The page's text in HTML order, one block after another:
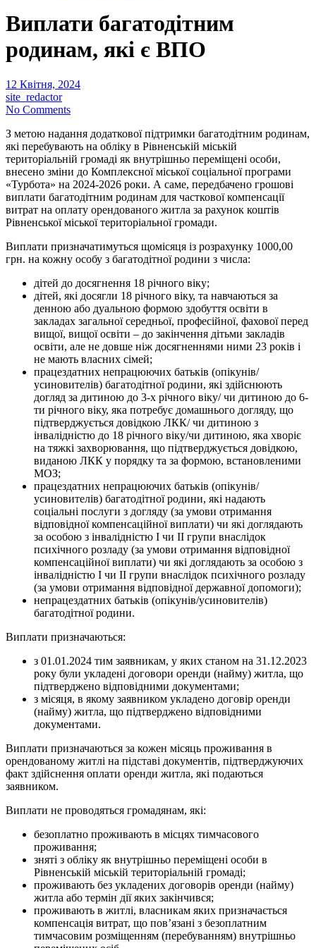
Виплати багатодітним
родинам, які є ВПО
12 Квітня, 2024
site_redactor
No Comments
З метою надання додаткової підтримки багатодітним родинам,
які перебувають на обліку в Рівненській міській
територіальній громаді як внутрішньо переміщені особи,
внесено зміни до Комплексної міської соціальної програми
«Турбота» на 2024-2026 роки. А саме, передбачено грошові
виплати багатодітним родинам для часткової компенсації
витрат на оплату орендованого житла за рахунок коштів
Рівненської міської територіальної громади.
Виплати призначатимуться щомісяця із розрахунку 1000,00
грн. на кожну особу з багатодітної родини з числа:
дітей до досягнення 18 річного віку;
дітей, які досягли 18 річного віку, та навчаються за
денною або дуальною формою здобуття освіти в
закладах загальної середньої, професійної, фахової перед
вищої, вищої освіти – до закінчення дітьми закладів
освіти, але не довше ніж досягненнями ними 23 років і
не мають власних сімей;
працездатних непрацюючих батьків (опікунів/
усиновителів) багатодітної родини, які здійснюють
догляд за дитиною до 3-х річного віку/ чи дитиною до 6-
ти річного віку, яка потребує домашнього догляду, що
підтверджується довідкою ЛКК/ чи дитиною з
інвалідністю до 18 річного віку/чи дитиною, яка хворіє
на тяжкі захворювання, що підтверджується довідкою,
виданою ЛКК у порядку та за формою, встановленими
МОЗ;
працездатних непрацюючих батьків (опікунів/
усиновителів) багатодітної родини, які надають
соціальні послуги з догляду (за умови отримання
відповідної компенсаційної виплати) чи які доглядають
за особою з інвалідністю І чи ІІ групи внаслідок
психічного розладу (за умови отримання відповідної
компенсаційної виплати) чи які доглядають за особою з
інвалідністю І чи ІІ групи внаслідок психічного розладу
(за умови отримання відповідної державної допомоги);
непрацездатних батьків (опікунів/усиновителів)
багатодітної родини.
Виплати призначаються:
з 01.01.2024 тим заявникам, у яких станом на 31.12.2023
року були укладені договори оренди (найму) житла, що
підтверджено відповідними документами;
з місяця, в якому заявником укладено договір оренди
(найму) житла, що підтверджено відповідними
документами.
Виплати призначаються за кожен місяць проживання в
орендованому житлі на підставі документів, підтверджуючих
факт здійснення оплати оренди житла, які подаються
заявником.
Виплати не проводяться громадянам, які:
безоплатно проживають в місцях тимчасового
проживання;
зняті з обліку як внутрішньо переміщені особи в
Рівненській міській територіальній громаді;
проживають без укладених договорів оренди (найму)
житла або термін дії яких закінчився;
проживають в житлі, власникам яких призначається
компенсація витрат, що пов’язані з безоплатним
тимчасовим розміщенням (перебуванням) внутрішньо